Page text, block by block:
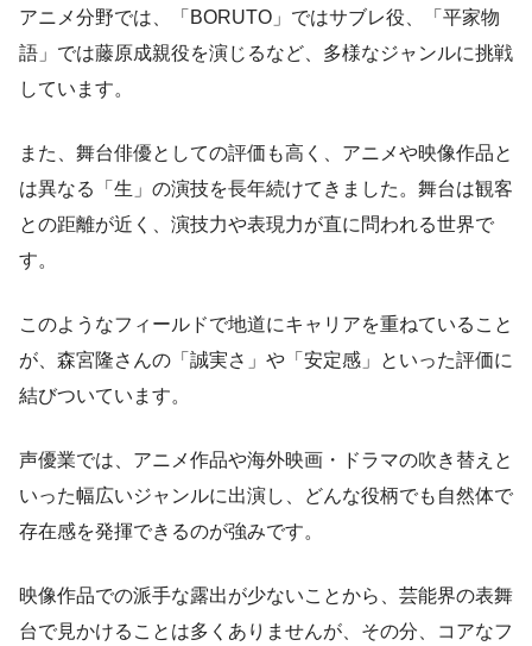
アニメ分野では、「BORUTO」ではサブレ役、「平家物
語」では藤原成親役を演じるなど、多様なジャンルに挑戦
しています。
また、舞台俳優としての評価も高く、アニメや映像作品と
は異なる「生」の演技を長年続けてきました。舞台は観客
との距離が近く、演技力や表現力が直に問われる世界で
す。
このようなフィールドで地道にキャリアを重ねていること
が、森宮隆さんの「誠実さ」や「安定感」といった評価に
結びついています。
声優業では、アニメ作品や海外映画・ドラマの吹き替えと
いった幅広いジャンルに出演し、どんな役柄でも自然体で
存在感を発揮できるのが強みです。
映像作品での派手な露出が少ないことから、芸能界の表舞
台で見かけることは多くありませんが、その分、コアなフ